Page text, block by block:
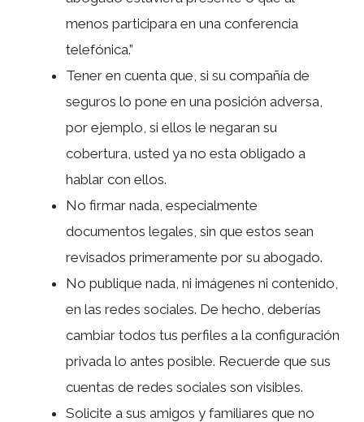
menos participara en una conferencia
telefónica.”
Tener en cuenta que, si su compañía de
seguros lo pone en una posición adversa,
por ejemplo, si ellos le negaran su
cobertura, usted ya no esta obligado a
hablar con ellos.
No firmar nada, especialmente
documentos legales, sin que estos sean
revisados primeramente por su abogado.
No publique nada, ni imágenes ni contenido,
en las redes sociales. De hecho, deberías
cambiar todos tus perfiles a la configuración
privada lo antes posible. Recuerde que sus
cuentas de redes sociales son visibles.
Solicite a sus amigos y familiares que no